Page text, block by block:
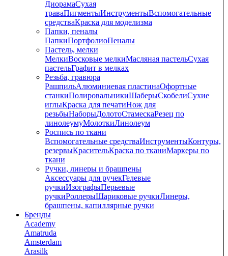
ДиорамаСухая
траваПигментыИнструментыВспомогательные
средстваКраска для моделизма
Папки, пеналы
ПапкиПортфолиоПеналы
Пастель, мелки
МелкиВосковые мелкиМасляная пастельСухая
пастельГрафит в мелках
Резьба, гравюра
РашпильАлюминиевая пластинаОфортные
станкиПолировальникиШаберыСкобелиСухие
иглыКраска для печатиНож для
резьбыНаборыДолотоСтамескаРезец по
линолеумуМолоткиЛинолеум
Роспись по ткани
Вспомогательные средстваИнструментыКонтуры,
резервыКрасительКраска по тканиМаркеры по
ткани
Ручки, линеры и брашпены
Аксессуары для ручекГелевые
ручкиИзографыПерьевые
ручкиРоллерыШариковые ручкиЛинеры,
брашпены, капиллярные ручки
Бренды
Academy
Amatruda
Amsterdam
Arasilk